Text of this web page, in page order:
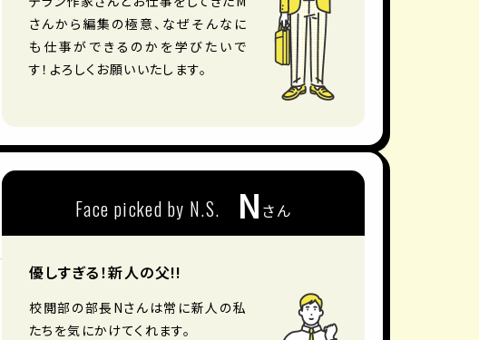
さんから編集の極意、なぜそんなに
も仕事ができるのかを学びたいで
す！よろしくお願いいたします。
Face picked by N.S. N さん
優しすぎる！新人の父!!
校閲部の部長Nさんは常に新人の私
たちを気にかけてくれます。